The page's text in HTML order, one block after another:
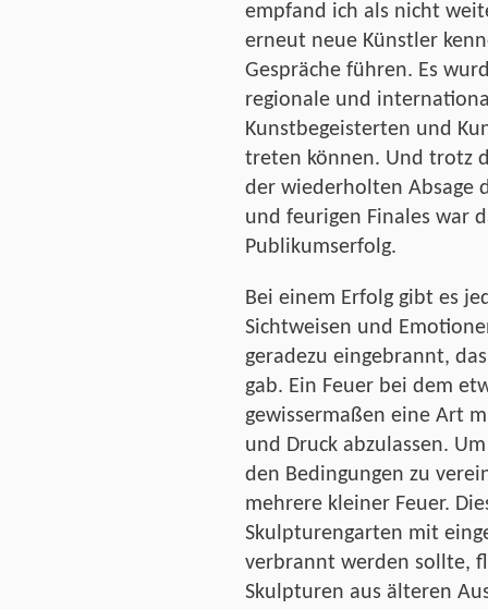
empfand ich als nicht
erneut neue Künstler
Gespräche führen. Es
regionale und
Kunstbegeisterten und
treten können. Und trotz
der wiederholten Absage
und feurigen Finales war
Publikumserfolg.
Bei einem Erfolg gibt es
Sichtweisen und
geradezu eingebrannt,
gab. Ein Feuer bei dem
gewissermaßen eine Art
und Druck abzulassen.
den Bedingungen zu
mehrere kleiner Feuer.
Skulpturengarten mit
verbrannt werden sollte,
Skulpturen aus älteren